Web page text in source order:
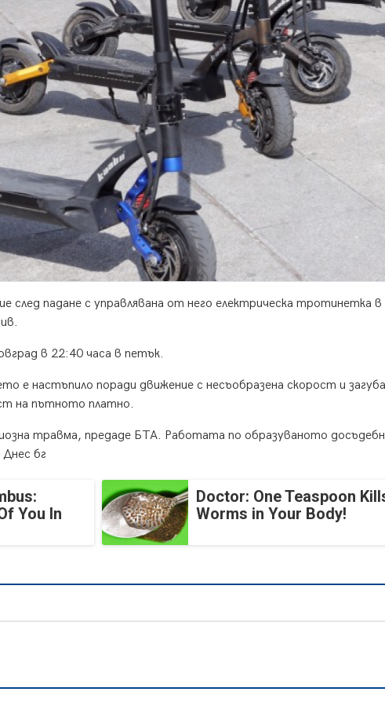
след падане с управлявана от него електрическа тротинетка в
в 22:40 часа в петък.
е настъпило поради движение с несъобразена скорост и
на пътното платно.
травма, предаде БТА. Работата по образуваното
бг
You In
Doctor: One Teaspoon
Worms in Your Body!